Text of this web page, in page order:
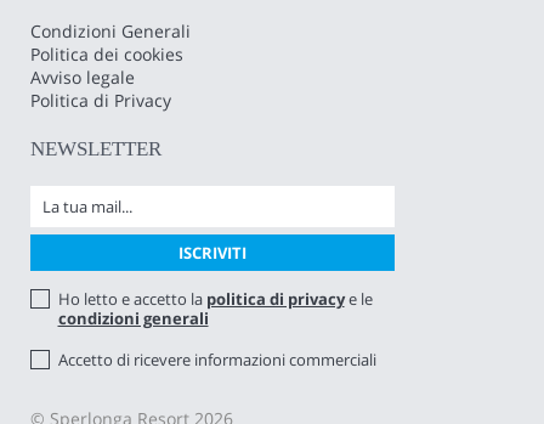
Condizioni Generali
Politica dei cookies
Avviso legale
Politica di Privacy
NEWSLETTER
Ho letto e accetto la politica di privacye le
condizioni generali
Accetto di ricevere informazioni commerciali
© Sperlonga Resort 2026